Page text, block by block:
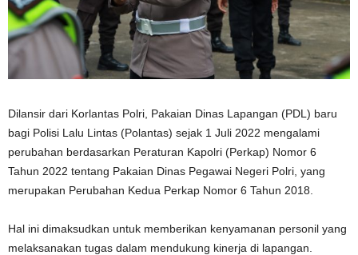
Dilansir dari Korlantas Polri, Pakaian Dinas Lapangan (PDL) baru
bagi Polisi Lalu Lintas (Polantas) sejak 1 Juli 2022 mengalami
perubahan berdasarkan Peraturan Kapolri (Perkap) Nomor 6
Tahun 2022 tentang Pakaian Dinas Pegawai Negeri Polri, yang
merupakan Perubahan Kedua Perkap Nomor 6 Tahun 2018.
Hal ini dimaksudkan untuk memberikan kenyamanan personil yang
melaksanakan tugas dalam mendukung kinerja di lapangan.